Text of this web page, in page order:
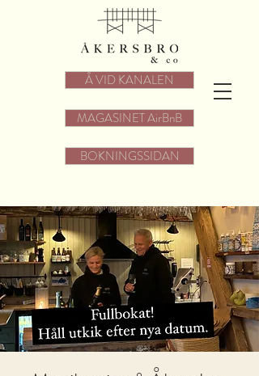
Å VID KANALEN
MAGASINET AirBnB
BOKNINGSSIDAN